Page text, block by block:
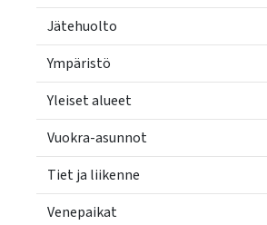
Jätehuolto
Ympäristö
Yleiset alueet
Vuokra-asunnot
Tiet ja liikenne
Venepaikat